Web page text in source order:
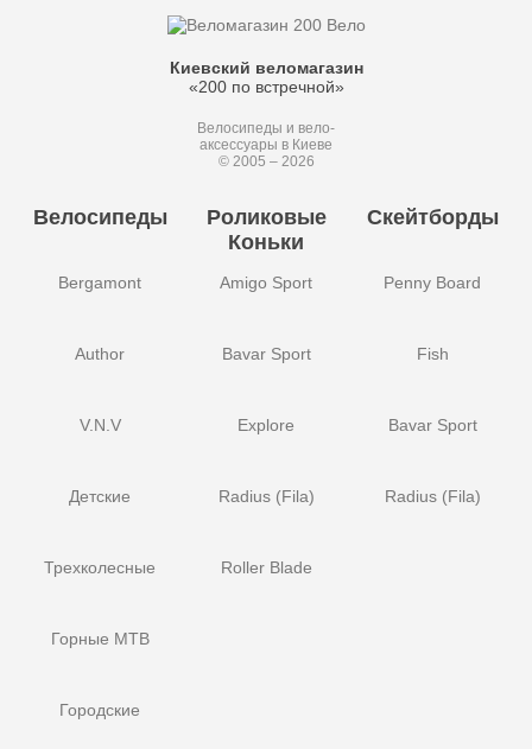
Киевский веломагазин
«200 по встречной»
Велосипеды и вело-
аксессуары в Киеве
© 2005 – 2026
Велосипеды
Bergamont
Author
V.N.V
Детские
Трехколесные
Горные MTB
Городские
Роликовые
Коньки
Amigo Sport
Bavar Sport
Explore
Radius (Fila)
Roller Blade
Скейтборды
Penny Board
Fish
Bavar Sport
Radius (Fila)